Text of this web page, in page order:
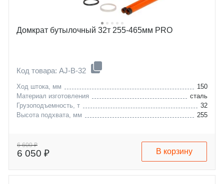
Домкрат бутылочный 32т 255-465мм PRO
Код товара: AJ-B-32
Ход штока, мм
150
Материал изготовления
сталь
Грузоподъемность, т
32
Высота подхвата, мм
255
6 600 ₽
6 050 ₽ В корзину